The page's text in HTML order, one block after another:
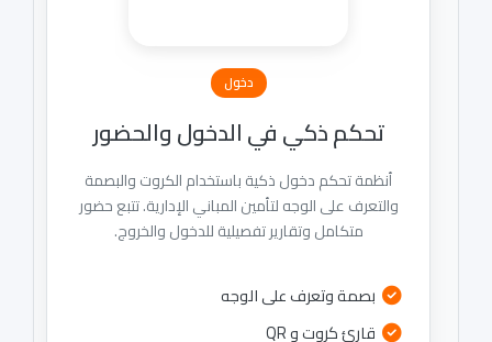
تحكم ذكي في الدخول والحضور
أنظمة تحكم دخول ذكية باستخدام الكروت والبصمة
والتعرف على الوجه لتأمين المباني الإدارية. تتبع حضور
متكامل وتقارير تفصيلية للدخول والخروج.
بصمة وتعرف على الوجه
قارئ كروت و QR